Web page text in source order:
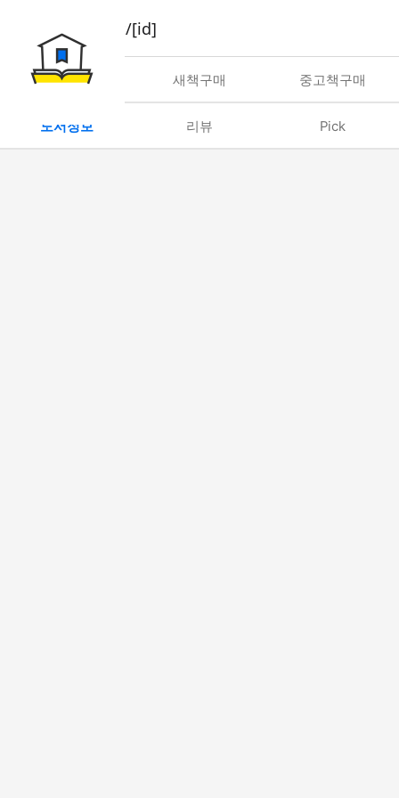
book/rent/[id]
대여 새책구매 중고책구매
도서정보 리뷰 Pick